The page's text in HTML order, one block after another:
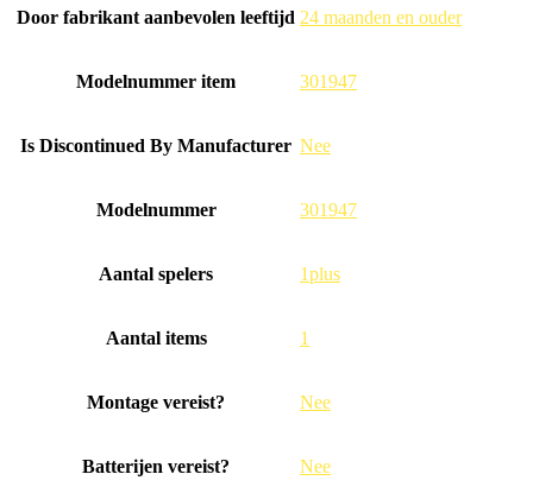
Door fabrikant aanbevolen leeftijd ‎24 maanden en ouder
Modelnummer item ‎301947
Is Discontinued By Manufacturer ‎Nee
Modelnummer ‎301947
Aantal spelers ‎1plus
Aantal items ‎1
Montage vereist? ‎Nee
Batterijen vereist? ‎Nee